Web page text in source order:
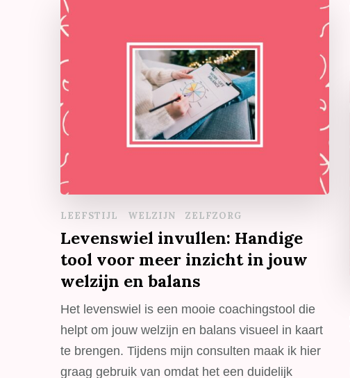
LEEFSTIJL WELZIJN ZELFZORG
Levenswiel invullen: Handige
tool voor meer inzicht in jouw
welzijn en balans
Het levenswiel is een mooie coachingstool die
helpt om jouw welzijn en balans visueel in kaart
te brengen. Tijdens mijn consulten maak ik hier
graag gebruik van omdat het een duidelijk